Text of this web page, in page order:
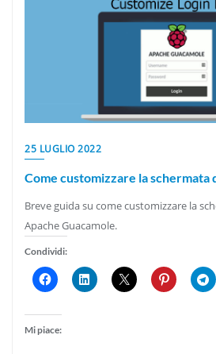
25 LUGLIO 2022
Come customizzare la schermata
Breve guida su come customizzare la
Apache Guacamole.
Condividi:
Mi piace: